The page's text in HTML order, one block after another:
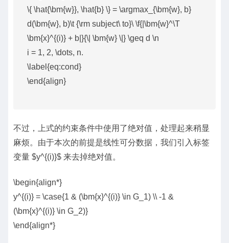
\{ \hat{\bm{w}}, \hat{b} \} = \argmax_{\bm{w}, b}
d(\bm{w}, b)\t {\rm subject\ to}\ \f{|\bm{w}^\T
\bm{x}^{(i)} + b|}{\| \bm{w} \|} \geq d \n
i = 1, 2, \dots, n.
\label{eq:cond}
\end{align}
不过，上式的约束条件中使用了绝对值，处理起来稍显
麻烦。由于本次的前提是线性可分数据，我们引入标签
变量 $y^{(i)}$ 来去掉绝对值。
\begin{align*}
y^{(i)} = \case{1 & (\bm{x}^{(i)} \in G_1) \\ -1 &
(\bm{x}^{(i)} \in G_2)}
\end{align*}